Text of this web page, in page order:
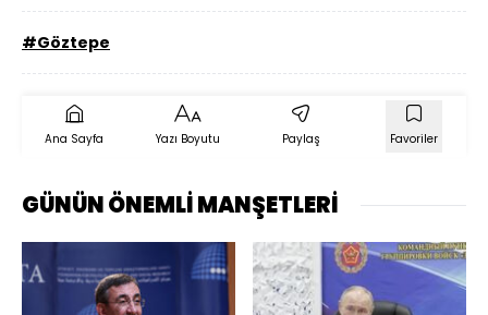
#Göztepe
Ana Sayfa Yazı Boyutu Paylaş Favoriler
GÜNÜN ÖNEMLİ MANŞETLERİ